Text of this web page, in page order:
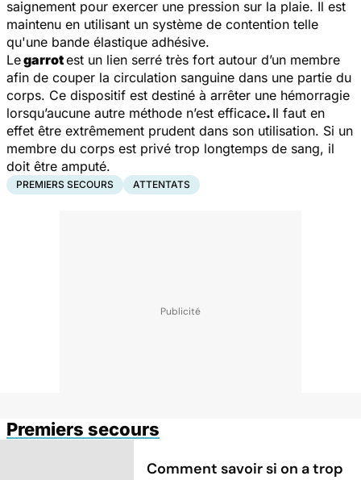
saignement pour exercer une pression sur la plaie. Il est
maintenu en utilisant un système de contention telle
qu'une bande élastique adhésive.
Legarrotest un lien serré très fort autour d’un membre
afin de couper la circulation sanguine dans une partie du
corps. Ce dispositif est destiné à arrêter une hémorragie
lorsqu’aucune autre méthode n’est efficace. Il faut en
effet être extrêmement prudent dans son utilisation. Si un
membre du corps est privé trop longtemps de sang, il
doit être amputé.
PREMIERS SECOURS ATTENTATS
Premiers secours
Comment savoir si on a trop